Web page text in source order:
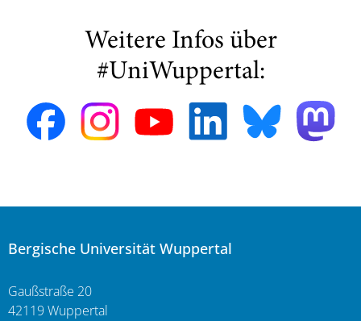
Weitere Infos über
#UniWuppertal:
Bergische Universität Wuppertal
Gaußstraße 20
42119 Wuppertal